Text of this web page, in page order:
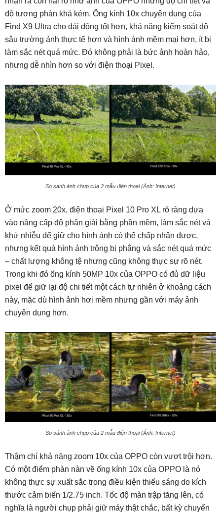
độ tương phản khá kém. Ống kính 10x chuyên dụng của
Find X9 Ultra cho dải động tốt hơn, khả năng kiểm soát độ
sâu trường ảnh thực tế hơn và hình ảnh mềm mại hơn, ít bị
làm sắc nét quá mức. Đó không phải là bức ảnh hoàn hảo,
nhưng dễ nhìn hơn so với điện thoại Pixel.
So sánh ảnh chụp của 2 mẫu điện thoại (Ảnh: Internet)
Ở mức zoom 20x, điện thoại Pixel 10 Pro XL rõ ràng dựa
vào nâng cấp độ phân giải bằng phần mềm, làm sắc nét và
khử nhiễu để giữ cho hình ảnh có thể chấp nhận được,
nhưng kết quả hình ảnh trông bị phẳng và sắc nét quá mức
– chất lượng không tệ nhưng cũng không thực sự rõ nét.
Trong khi đó ống kính 50MP 10x của OPPO có đủ dữ liệu
pixel để giữ lại độ chi tiết một cách tự nhiên ở khoảng cách
này, mặc dù hình ảnh hơi mềm nhưng gần với máy ảnh
chuyên dụng hơn.
So sánh ảnh chụp của 2 mẫu điện thoại (Ảnh: Internet)
Thậm chí khả năng zoom 10x của OPPO còn vượt trội hơn.
Có một điểm phàn nàn về ống kính 10x của OPPO là nó
không thực sự xuất sắc trong điều kiện thiếu sáng do kích
thước cảm biến 1/2.75 inch. Tốc độ màn trập tăng lên, có
nghĩa là người chụp phải giữ máy thật chắc, bất kỳ chuyển